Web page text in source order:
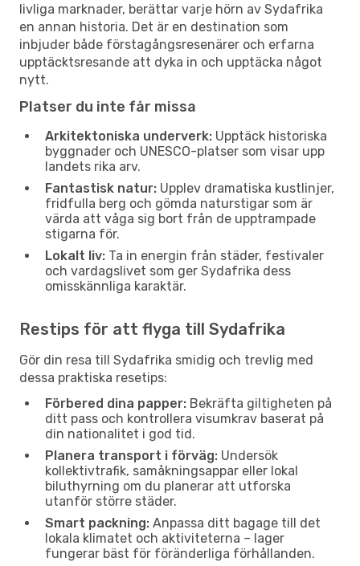
livliga marknader, berättar varje hörn av Sydafrika
en annan historia. Det är en destination som
inbjuder både förstagångsresenärer och erfarna
upptäcktsresande att dyka in och upptäcka något
nytt.
Platser du inte får missa
Arkitektoniska underverk: Upptäck historiska
byggnader och UNESCO-platser som visar upp
landets rika arv.
Fantastisk natur: Upplev dramatiska kustlinjer,
fridfulla berg och gömda naturstigar som är
värda att våga sig bort från de upptrampade
stigarna för.
Lokalt liv: Ta in energin från städer, festivaler
och vardagslivet som ger Sydafrika dess
omisskännliga karaktär.
Restips för att flyga till Sydafrika
Gör din resa till Sydafrika smidig och trevlig med
dessa praktiska resetips:
Förbered dina papper: Bekräfta giltigheten på
ditt pass och kontrollera visumkrav baserat på
din nationalitet i god tid.
Planera transport i förväg: Undersök
kollektivtrafik, samåkningsappar eller lokal
biluthyrning om du planerar att utforska
utanför större städer.
Smart packning: Anpassa ditt bagage till det
lokala klimatet och aktiviteterna – lager
fungerar bäst för föränderliga förhållanden.